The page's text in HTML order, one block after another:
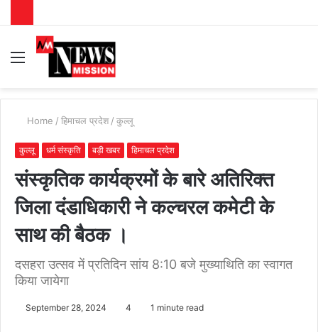
Menu
Home / हिमाचल प्रदेश / कुल्लू
कुल्लू धर्म संस्कृति बड़ी खबर हिमाचल प्रदेश
संस्कृतिक कार्यक्रमों के बारे अतिरिक्त
जिला दंडाधिकारी ने कल्चरल कमेटी के
साथ की बैठक ।
दसहरा उत्सव में प्रतिदिन सांय 8:10 बजे मुख्याथिति का स्वागत
किया जायेगा
September 28, 2024 4 1 minute read